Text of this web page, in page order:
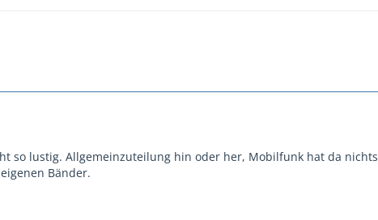
so lustig. Allgemeinzuteilung hin oder her, Mobilfunk hat da nichts
Bänder.